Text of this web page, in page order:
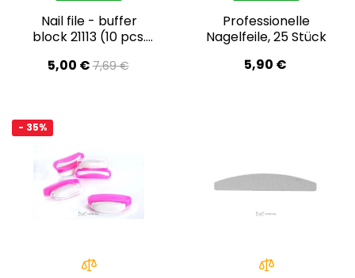
Nail file - buffer
block 21113 (10 pcs.
5,00 €7,69 €
Professionelle
Nagelfeile, 25 Stück
5,90 €
- 35%